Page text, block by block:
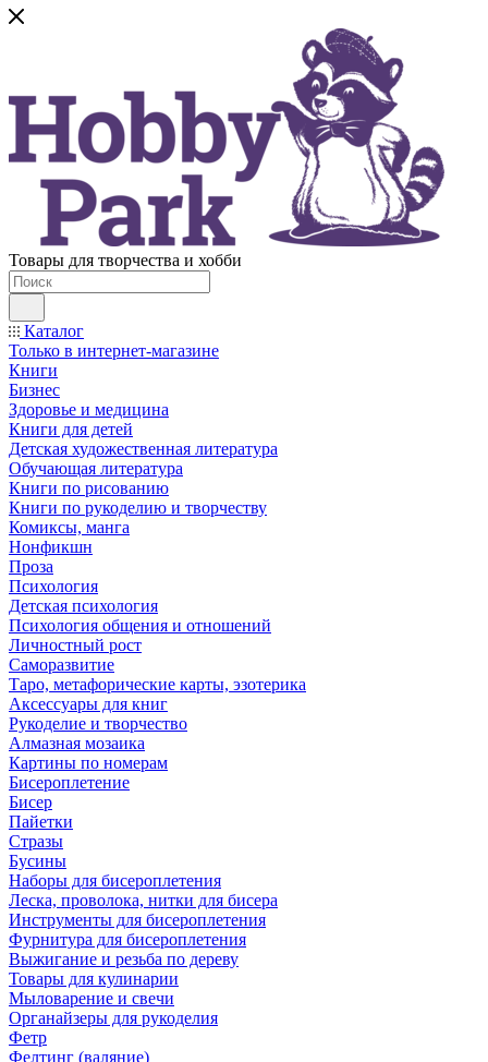
Товары для творчества и хобби
Каталог
Только в интернет-магазине
Книги
Бизнес
Здоровье и медицина
Книги для детей
Детская художественная литература
Обучающая литература
Книги по рисованию
Книги по рукоделию и творчеству
Комиксы, манга
Нонфикшн
Проза
Психология
Детская психология
Психология общения и отношений
Личностный рост
Саморазвитие
Таро, метафорические карты, эзотерика
Аксессуары для книг
Рукоделие и творчество
Алмазная мозаика
Картины по номерам
Бисероплетение
Бисер
Пайетки
Стразы
Бусины
Наборы для бисероплетения
Леска, проволока, нитки для бисера
Инструменты для бисероплетения
Фурнитура для бисероплетения
Выжигание и резьба по дереву
Товары для кулинарии
Мыловарение и свечи
Органайзеры для рукоделия
Фетр
Фелтинг (валяние)